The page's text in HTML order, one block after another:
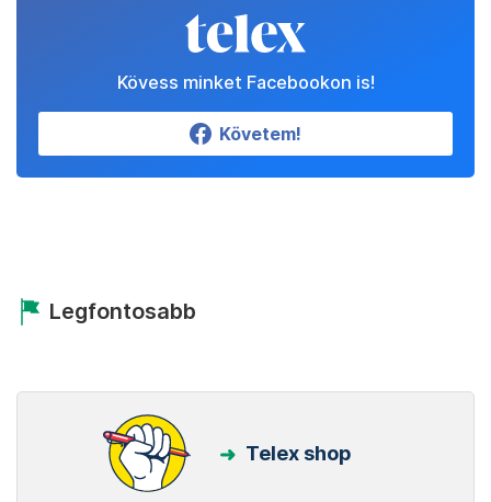
Kövess minket Facebookon is!
Követem!
Legfontosabb
Telex shop